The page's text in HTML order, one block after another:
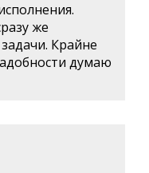
же
Крайне
думаю